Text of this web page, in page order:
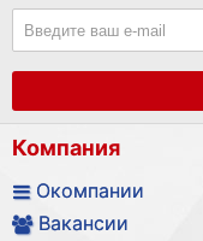
Компания
Окомпании
Вакансии